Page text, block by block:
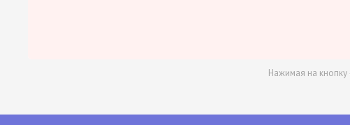
Нажимая на кнопку